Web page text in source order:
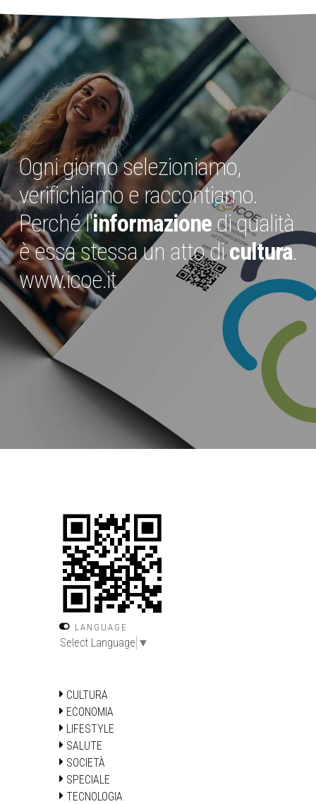
Ogni giorno selezioniamo,
verifichiamo e raccontiamo.
Perché l'informazionedi qualità
è essa stessa un atto dicultura.
www.icoe.it
LANGUAGE
Select Language ▼
CULTURA
ECONOMIA
LIFESTYLE
SALUTE
SOCIETÀ
SPECIALE
TECNOLOGIA